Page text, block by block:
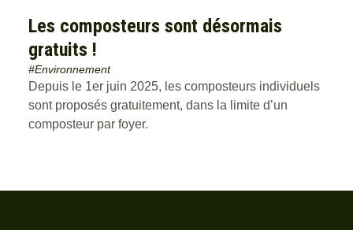
Les composteurs sont désormais
gratuits !
#Environnement
Depuis le 1er juin 2025, les composteurs individuels
sont proposés gratuitement, dans la limite d’un
composteur par foyer.